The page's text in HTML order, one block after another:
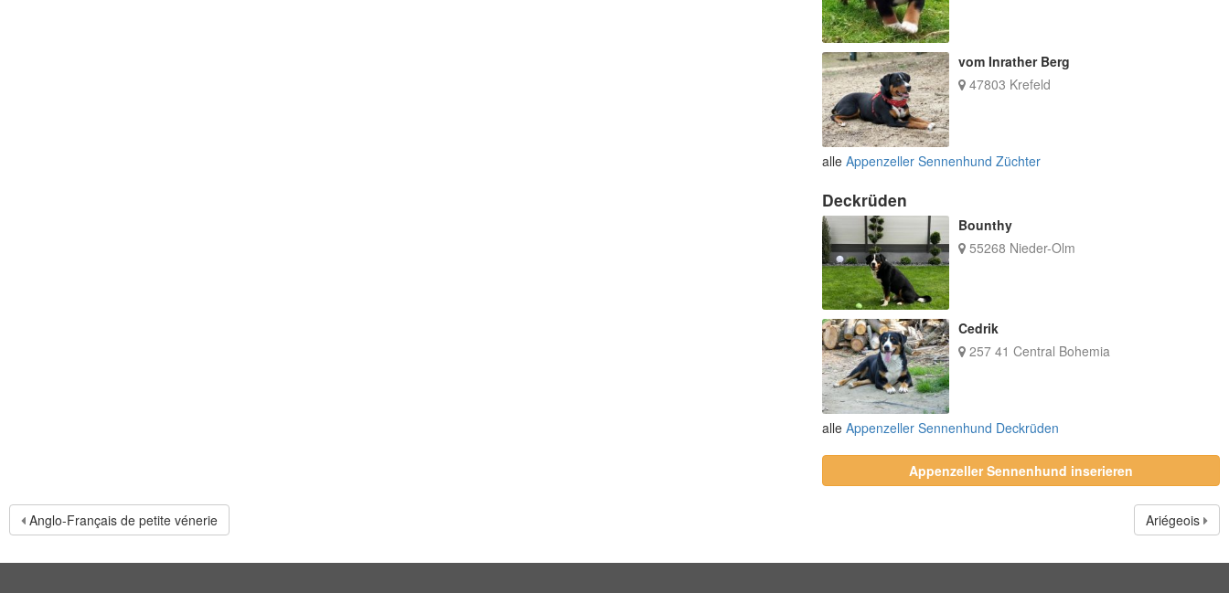
vom Inrather Berg
47803 Krefeld
alleAppenzeller Sennenhund Züchter
Deckrüden
Bounthy
55268 Nieder-Olm
Cedrik
257 41 Central Bohemia
alleAppenzeller Sennenhund Deckrüden
Appenzeller Sennenhund inserieren
Anglo-Français de petite vénerie Ariégeois